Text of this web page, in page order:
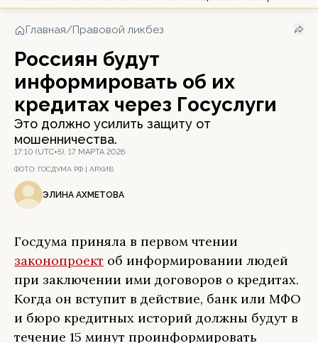
Главная/Правовой ликбез
Россиян будут
информировать об их
кредитах через Госуслуги
Это должно усилить защиту от
мошенничества.
17:10 (UTC+5), 17 МАРТА 2026
ФОТО: ГОСДУМА РФ | АРХИВ
ЭЛИНА АХМЕТОВА
Госдума приняла в первом чтении
законопроект об информировании людей
при заключении ими договоров о кредитах.
Когда он вступит в действие, банк или МФО
и бюро кредитных историй должны будут в
течение 15 минут проинформировать